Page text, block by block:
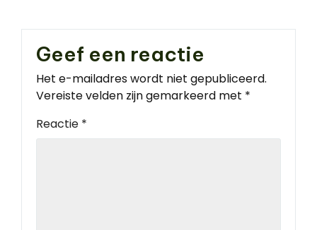
Geef een reactie
Het e-mailadres wordt niet gepubliceerd.
Vereiste velden zijn gemarkeerd met *
Reactie *